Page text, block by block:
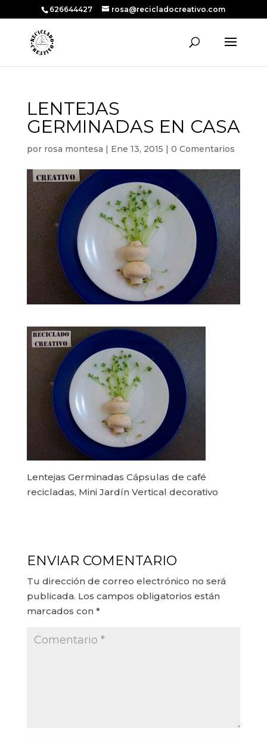
626644427 rosa@recicladocreativo.com
LENTEJAS
GERMINADAS EN CASA
por rosa montesa | Ene 13, 2015 | 0 Comentarios
Lentejas Germinadas Cápsulas de café
recicladas, Mini Jardín Vertical decorativo
ENVIAR COMENTARIO
Tu dirección de correo electrónico no será
publicada. Los campos obligatorios están
marcados con *